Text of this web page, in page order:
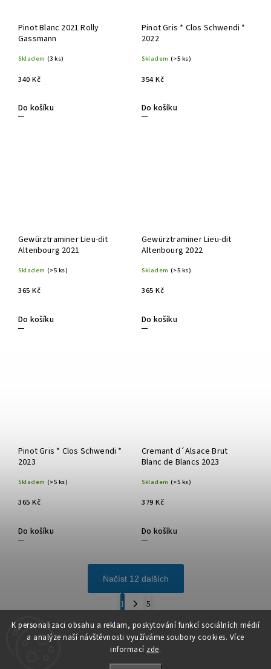
K personalizaci obsahu a reklam, poskytování funkcí sociálních médií
a analýze naší návštěvnosti využíváme soubory cookies. Více
informací zde.
Pinot Blanc 2021 Rolly
Gassmann
Skladem (3 ks)
340 Kč
Do košíku
Pinot Gris * Clos Schwendi *
2022
Skladem (>5 ks)
354 Kč
Do košíku
Gewürztraminer Lieu-dit
Altenbourg 2021
Skladem (>5 ks)
365 Kč
Do košíku
Gewürztraminer Lieu-dit
Altenbourg 2022
Skladem (>5 ks)
365 Kč
Do košíku
Pinot Gris * Clos Schwendi *
2023
Skladem (>5 ks)
365 Kč
Do košíku
Cremant d´Alsace Brut
Blanc de Blancs 2023
Skladem (>5 ks)
379 Kč
Do košíku
Načíst 12 dalších
1
5
Nahoru